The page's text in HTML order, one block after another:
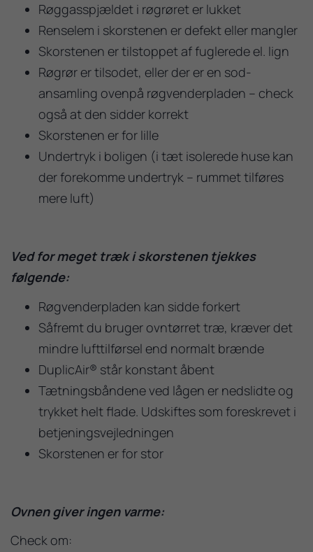
Røggasspjældet i røgrøret er lukket
Renselem i skorstenen er defekt eller mangler
Skorstenen er tilstoppet af fuglerede el. lign
Røgrør er tilsodet, eller der er en sod-
ansamling ovenpå røgvenderpladen – check
også at den sidder korrekt
Skorstenen er for lille
Undertryk i boligen (i tæt isolerede huse kan
der forekomme undertryk – rummet tilføres
mere luft)
Ved for meget træk i skorstenen tjekkes
følgende:
Røgvenderpladen kan sidde forkert
Såfremt du bruger ovntørret træ, kræver det
mindre lufttilførsel end normalt brænde
DuplicAir® står konstant åbent
Tætningsbåndene ved lågen er nedslidte og
trykket helt flade. Udskiftes som foreskrevet i
betjeningsvejledningen
Skorstenen er for stor
Ovnen giver ingen varme:
Check om: